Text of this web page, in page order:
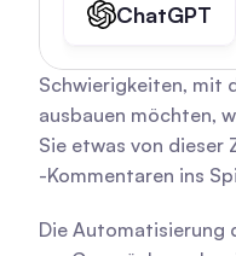
ChatGPT
Schwierigkeiten, mit
ausbauen möchten,
Sie etwas von
-Kommentaren ins
Die Automatisierung